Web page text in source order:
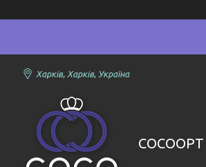
Харків, Харків, Україна
COCOOPT